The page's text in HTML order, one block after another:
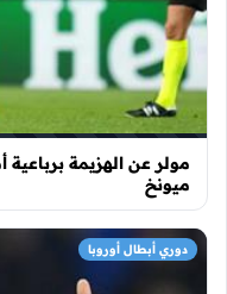
مولر عن الهزيمة برباعية
ميونخ
دوري أبطال أوروبا